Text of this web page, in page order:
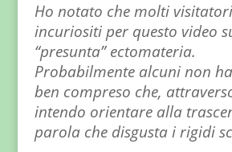
Ho notato che molti
incuriositi per questo video
“presunta” ectomateria.
Probabilmente alcuni non
ben compreso che,
intendo orientare alla
parola che disgusta i rigidi